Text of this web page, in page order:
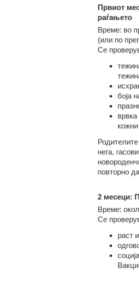
Првиот
раѓањето
Време: во
(или по
Се
боја
нега,
повторно
2 месеци:
Време:
Се
раст